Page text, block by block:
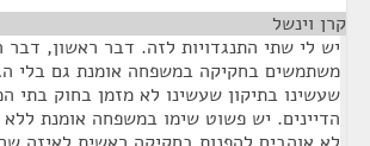
קרן וינשל
יש לי שתי התנגדויות לזה. דבר ראשון, דבר
משתמשים בחקיקה במשפחה אומנת גם בלי
שעשינו בתיקון שעשינו לא מזמן בחוק בתי
הדיינים. יש פשוט שימו במשפחה אומנת ללא